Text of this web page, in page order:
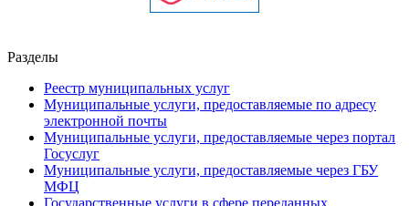
Разделы
Реестр муниципальных услуг
Муниципальные услуги, предоставляемые по адресу
электронной почты
Муниципальные услуги, предоставляемые через портал
Госуслуг
Муниципальные услуги, предоставляемые через ГБУ
МФЦ
Государственные услуги в сфере переданных